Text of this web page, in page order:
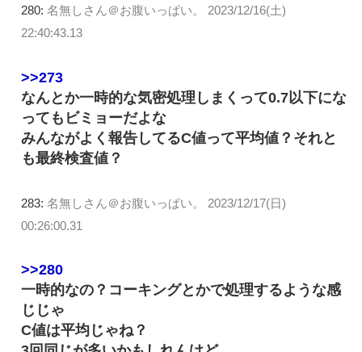
280: 名無しさん＠お腹いっぱい。
2023/12/16(土)
22:40:43.13
>>273
なんとか一時的な気密処理しまくって0.7以下にな
ってもビミョーだよな
みんながよく報告してるC値って平均値？それと
も最終検査値？
283: 名無しさん＠お腹いっぱい。
2023/12/17(日)
00:26:00.31
>>280
一時的なの？コーキングとかで処理するような感
じじゃ
C値は平均じゃね？